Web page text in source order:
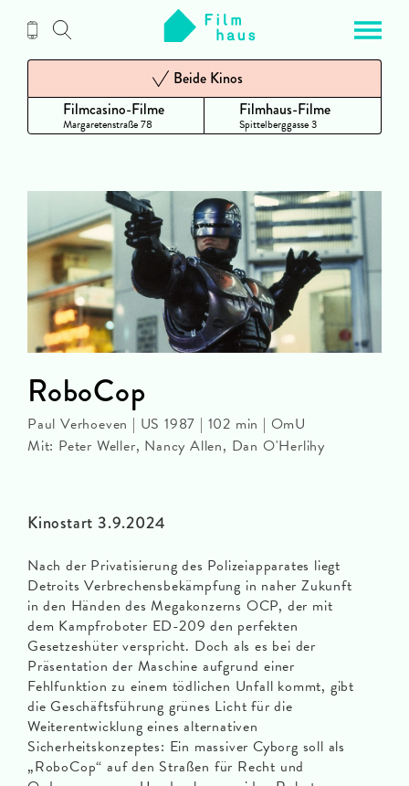
Inhalt
Filmcasino-Filme
Margaretenstraße 78
Beide Kinos
Filmhaus-Filme
Spittelberggasse 3
Kinostart 3.9.2024
Nach der Privatisierung des Polizeiapparates liegt
Detroits Verbrechensbekämpfung in naher Zukunft
in den Händen des Megakonzerns OCP, der mit
dem Kampfroboter ED-209 den perfekten
Gesetzeshüter verspricht. Doch als es bei der
Präsentation der Maschine aufgrund einer
Fehlfunktion zu einem tödlichen Unfall kommt, gibt
die Geschäftsführung grünes Licht für die
Weiterentwicklung eines alternativen
Sicherheitskonzeptes: Ein massiver Cyborg soll als
„RoboCop“ auf den Straßen für Recht und
RoboCop
Paul Verhoeven | US 1987 | 102 min | OmU
Mit: Peter Weller, Nancy Allen, Dan O'Herlihy